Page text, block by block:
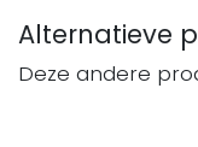
Alternatieve
Deze andere